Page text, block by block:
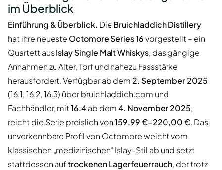
im Überblick
Einführung & Überblick. Die Bruichladdich Distillery
hat ihre neueste Octomore Series 16vorgestellt – ein
Quartett ausIslay Single Malt Whiskys, das gängige
Annahmen zu Alter, Torf und nahezu Fassstärke
herausfordert. Verfügbar ab dem2. September 2025
(16.1, 16.2, 16.3) über bruichladdich.com und
Fachhändler, mit16.4ab dem4. November 2025,
reicht die Serie preislich von159,99 €–220,00 €. Das
unverkennbare Profil von Octomore weicht vom
klassischen „medizinischen“ Islay-Stil ab und setzt
stattdessen auftrockenen Lagerfeuerrauch, der trotz